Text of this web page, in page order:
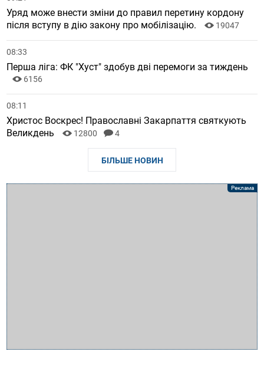
Уряд може внести зміни до правил перетину кордону
після вступу в дію закону про мобілізацію.
19047
08:33
Перша ліга: ФК "Хуст" здобув дві перемоги за тиждень
6156
08:11
Христос Воскрес! Православні Закарпаття святкують
Великдень
12800 4
БІЛЬШЕ НОВИН